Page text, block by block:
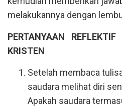
melakukannya dengan
PERTANYAAN
KRISTEN
Setelah membaca
saudara melihat diri
Apakah saudara